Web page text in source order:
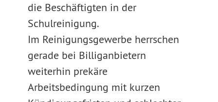
die Beschäftigten in der
Schulreinigung.
Im Reinigungsgewerbe herrschen
gerade bei Billiganbietern
weiterhin prekäre
Arbeitsbedingung mit kurzen